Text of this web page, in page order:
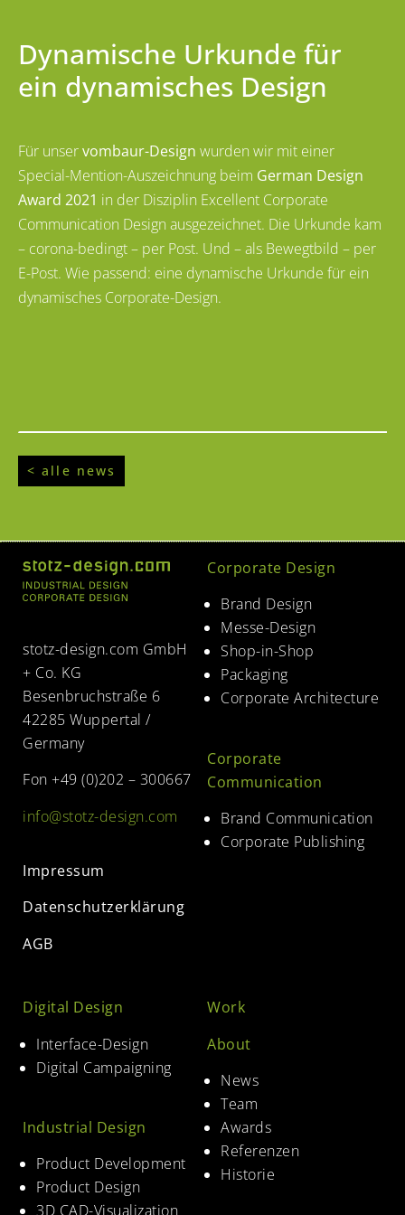
Dynamische Urkunde für
ein dynamisches Design
Für unservombaur-Design wurden wir mit einer
Special-Mention-Auszeichnung beim German Design
Award 2021 in der Disziplin Excellent Corporate
Communication Design ausgezeichnet. Die Urkunde kam
– corona-bedingt – per Post. Und – als Bewegtbild – per
E-Post. Wie passend: eine dynamische Urkunde für ein
dynamisches Corporate-Design.
< alle news
stotz-design.com GmbH
+ Co. KG
Besenbruchstraße 6
42285 Wuppertal /
Germany
Fon +49 (0)202 – 300667
info@stotz-design.com
Impressum
Datenschutzerklärung
AGB
Corporate Design
Brand Design
Messe-Design
Shop-in-Shop
Packaging
Corporate Architecture
Corporate
Communication
Brand Communication
Corporate Publishing
Digital Design
Interface-Design
Digital Campaigning
Industrial Design
Product Development
Product Design
3D CAD-Visualization
Work
About
News
Team
Awards
Referenzen
Historie